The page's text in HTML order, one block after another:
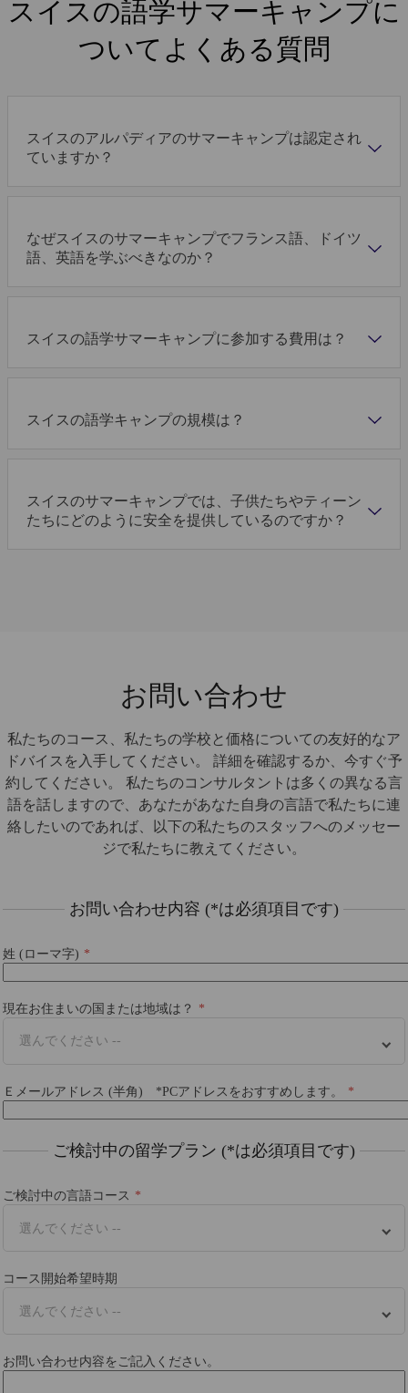
スイスの語学サマーキャンプに
ついてよくある質問
スイスのアルパディアのサマーキャンプは認定され
ていますか？
なぜスイスのサマーキャンプでフランス語、ドイツ
語、英語を学ぶべきなのか？
スイスの語学サマーキャンプに参加する費用は？
スイスの語学キャンプの規模は？
スイスのサマーキャンプでは、子供たちやティーン
たちにどのように安全を提供しているのですか？
お問い合わせ
私たちのコース、私たちの学校と価格についての友好的なア
ドバイスを入手してください。 詳細を確認するか、今すぐ予
約してください。 私たちのコンサルタントは多くの異なる言
語を話しますので、あなたがあなた自身の言語で私たちに連
絡したいのであれば、以下の私たちのスタッフへのメッセー
ジで私たちに教えてください。
お問い合わせ内容 (*は必須項目です)
姓 (ローマ字)
現在お住まいの国または地域は？
選んでください --
Ｅメールアドレス (半角) *PCアドレスをおすすめします。
ご検討中の留学プラン (*は必須項目です)
ご検討中の言語コース
選んでください --
コース開始希望時期
選んでください --
お問い合わせ内容をご記入ください。